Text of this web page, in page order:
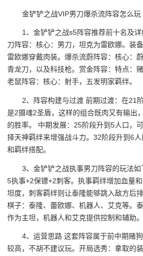
金铲铲之战VIP男刀爆杀流阵容怎么玩
1、金铲铲之战s5阵容推荐前十名及
刀阵容：核心：男刀，坦克为雷欧娜。装
雷欧娜穿戴肉装。爆杀流蔚阵容：核心：
青龙刀，以及科技枪。赏金阵容：特点：
老鼠阵容：核心：射手，五发明家羁绊。
2、阵容构建与过渡 前期过渡：在21
是2摄魂2圣盾，这样的组合既肉又有输出
的胜率。 中期发展：25阶段升到5人口，
择天神羁绊来增强战斗力。32阶段升到6
和羁绊搭配。
3、金铲铲之战执事男刀阵容的玩法如
5执事+2保镖+2刺客。执事羁绊增加血量
坦度，刺客羁绊则让泰隆能够跳入敌方后
棋子：泰隆、蕾欧娜、机器人、艾克等。
作为主坦，机器人和艾克提供控制和辅助。
4、运营思路 这套阵容属于前中期赌
较高，不胡不建议玩。开局选秀：拿取的